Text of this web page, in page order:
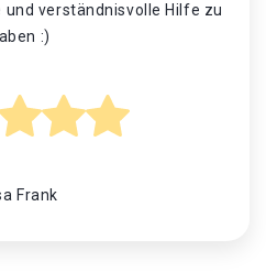
verständnisvolle Hilfe zu
:)
Frank